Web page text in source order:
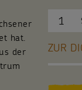
hat.
der
ZUR